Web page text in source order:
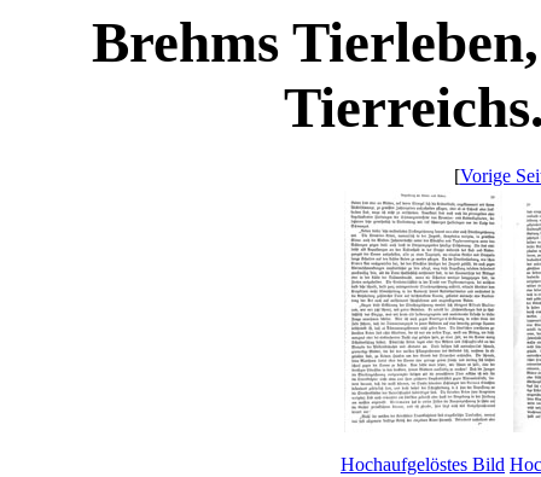
Brehms
[Vorige
Hochaufgelöstes Bild